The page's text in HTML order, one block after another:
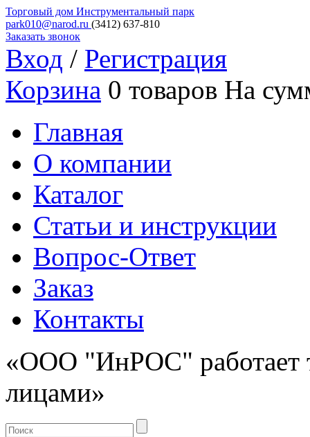
Торговый дом Инструментальный парк
park010@narod.ru (3412) 637-810
Заказать звонок
Вход / Регистрация
Корзина 0 товаров На
Главная
О компании
Каталог
Статьи и инструкции
Вопрос-Ответ
Заказ
Контакты
«ООО "ИнРОС" работает
лицами»